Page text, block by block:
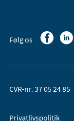
Følg os
CVR-nr. 37 05 24 85
Privatlivspolitik